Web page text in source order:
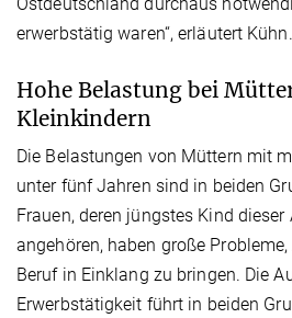
erwerbstätig waren“, erläutert Kühn.
Hohe Belastung bei
Kleinkindern
Die Belastungen von Müttern mit
unter fünf Jahren sind in beiden
Frauen, deren jüngstes Kind dieser
angehören, haben große
Beruf in Einklang zu bringen. Die
Erwerbstätigkeit führt in beiden